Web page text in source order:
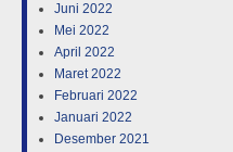
Juni 2022
Mei 2022
April 2022
Maret 2022
Februari 2022
Januari 2022
Desember 2021